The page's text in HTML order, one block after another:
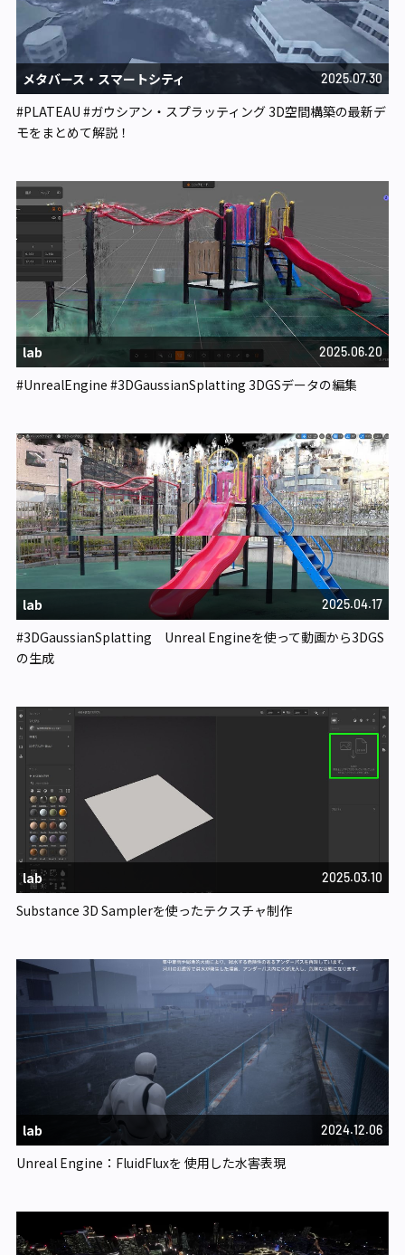
メタバース・スマートシティ​ 2025.07.30
#PLATEAU #ガウシアン・スプラッティング 3D空間構築の最新デ
モをまとめて解説！
lab 2025.06.20
#UnrealEngine #3DGaussianSplatting 3DGSデータの編集
lab 2025.04.17
#3DGaussianSplatting Unreal Engineを使って動画から3DGS
の生成
lab 2025.03.10
Substance 3D Samplerを使ったテクスチャ制作
lab 2024.12.06
Unreal Engine：FluidFluxを 使用した水害表現